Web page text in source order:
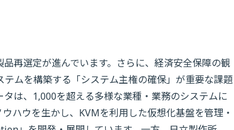
再選定が進んでいます。さらに、経済安全保障の観
ムを構築する「システム主権の確保」が重要な課題
は、1,000を超える多様な業種・業務のシステムに
ハウを生かし、KVMを利用した仮想化基盤を管理・